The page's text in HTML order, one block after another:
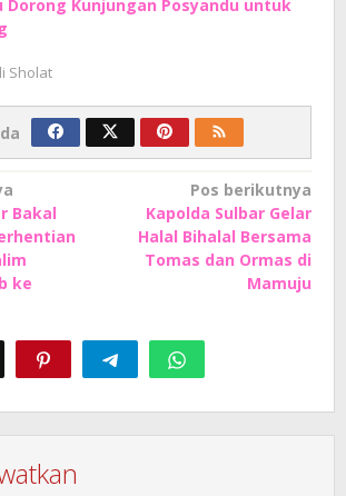
Dorong Kunjungan Posyandu untuk
Sholat
Bakal
ke
Pos berikutnya
Kapolda Sulbar Gelar
Halal Bihalal Bersama
Tomas dan Ormas di
Mamuju